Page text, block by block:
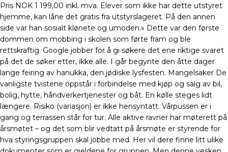
Pris NOK 1 199,00 inkl. mva. Elever som ikke har dette utstyret
hjemme, kan låne det gratis fra utstyrslageret. På den annen
side var han sosialt klønete og umoden.» Dette var den første
dommen om mobbing i skolen som førte fram og ble
rettskraftig. Google jobber for å gi søkere det ene riktige svaret
på det de søker etter, ikke alle. I går begynte den åtte dager
lange feiring av hanukka, den jødiske lysfesten. Mangelsaker De
vanligste tvistene oppstår i forbindelse med kjøp og salg av bil,
bolig, hytte, håndverkertjenester og båt. En kølle steges lidt
længere. Risiko (variasjon) er ikke hensyntatt. Vårpussen er i
gang og terrassen står for tur. Alle aktive ravner har møterett på
årsmøtet – og det som blir vedtatt på årsmøte er styrende for
hva styringsgruppen skal jobbe med. Her vil dere finne litt ulike